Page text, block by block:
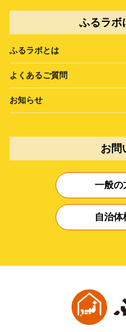
ふるラボ
ふるラボとは
よくあるご質問
お知らせ
お問
一般の
自治体